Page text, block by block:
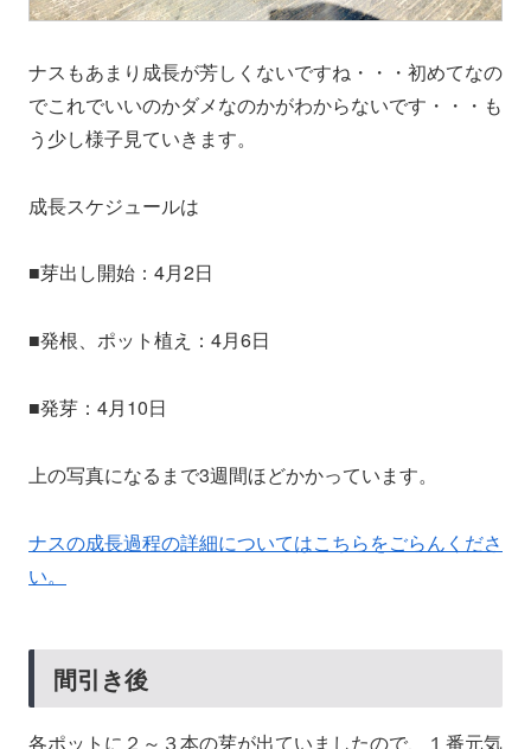
ナスもあまり成長が芳しくないですね・・・初めてなの
でこれでいいのかダメなのかがわからないです・・・も
う少し様子見ていきます。
成長スケジュールは
■芽出し開始：4月2日
■発根、ポット植え：4月6日
■発芽：4月10日
上の写真になるまで3週間ほどかかっています。
ナスの成長過程の詳細についてはこちらをごらんくださ
い。
間引き後
各ポットに２～３本の芽が出ていましたので、１番元気